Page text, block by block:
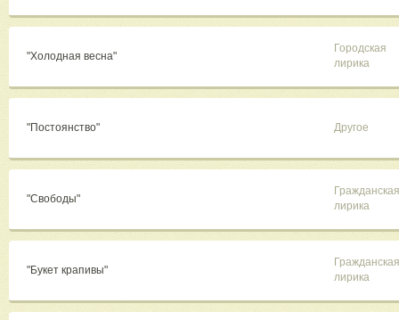
"Холодная весна"
Городская
лирика
"Постоянство" Другое
"Свободы"
Гражданская
лирика
"Букет крапивы"
Гражданская
лирика